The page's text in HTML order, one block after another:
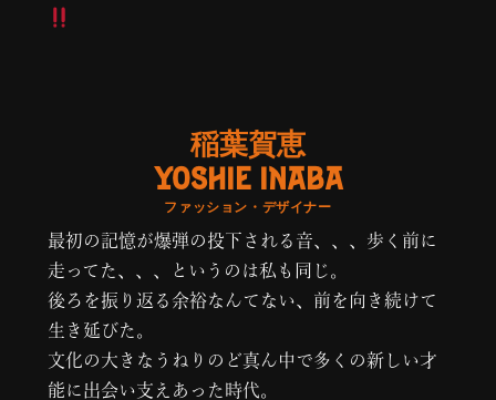
稲葉賀恵
YOSHIE INABA
ファッション・デザイナー
最初の記憶が爆弾の投下される音、、、歩く前に
走ってた、、、というのは私も同じ。
後ろを振り返る余裕なんてない、前を向き続けて
生き延びた。
文化の大きなうねりのど真ん中で多くの新しい才
能に出会い支えあった時代。